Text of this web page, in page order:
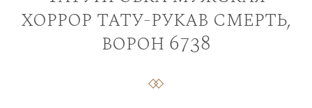
хоррор тату-рукав смерть,
ворон 6738